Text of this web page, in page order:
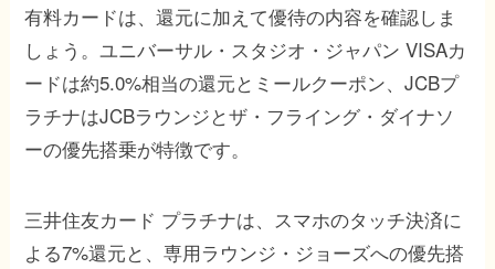
有料カードは、還元に加えて優待の内容を確認しま
しょう。ユニバーサル・スタジオ・ジャパン VISAカ
ードは約5.0%相当の還元とミールクーポン、JCBプ
ラチナはJCBラウンジとザ・フライング・ダイナソ
ーの優先搭乗が特徴です。
三井住友カード プラチナは、スマホのタッチ決済に
よる7%還元と、専用ラウンジ・ジョーズへの優先搭